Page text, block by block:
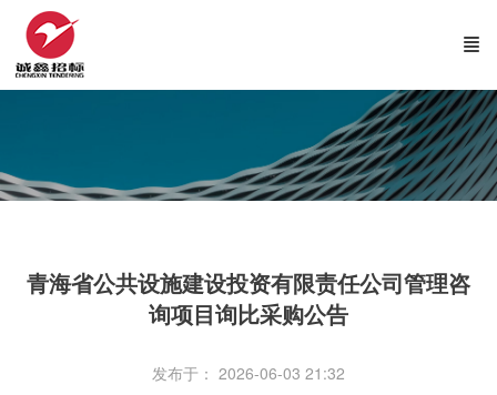
青海省公共设施建设投资有限责任公司管理咨
询项目询比采购公告
发布于： 2026-06-03 21:32